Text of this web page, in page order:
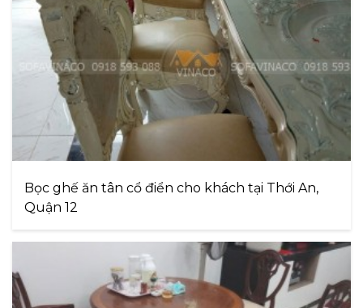
Bọc ghế ăn tân cổ điển cho khách tại Thới An,
Quận 12